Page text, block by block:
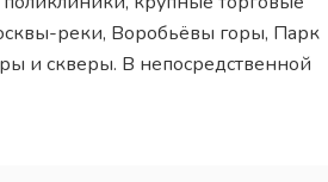
реки, Воробьёвы горы, Парк
и скверы. В непосредственной